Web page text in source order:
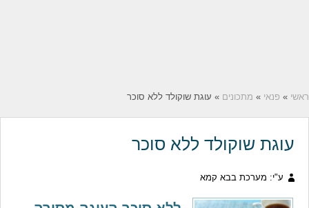
ראשי » פנאי » מתכונים » עוגת שוקולד ללא סוכר
עוגת שוקולד ללא סוכר
ע"י: מערכת בבא קמא